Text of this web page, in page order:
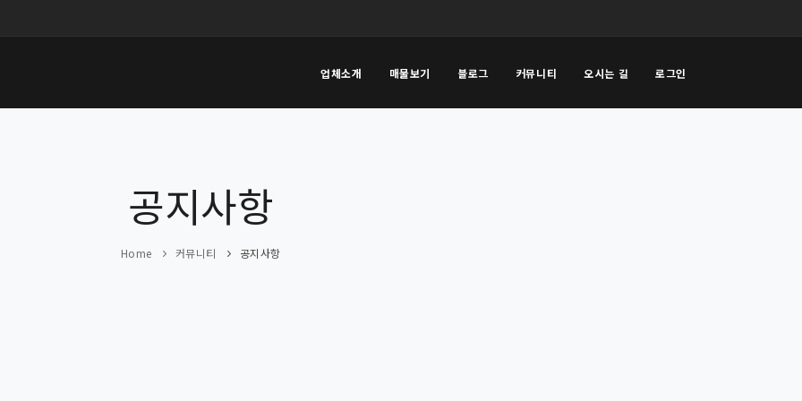
업체소개 매물보기 블로그 커뮤니티 오시는 길 로그인
공지사항
Home 커뮤니티 공지사항